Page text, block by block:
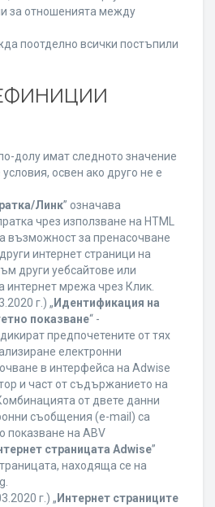
за отношенията между
поотделно всички постъпили
долу имат следното значение
освен ако друго не е
Линк” означава
чрез използване на HTML
възможност за пренасочване
интернет страници на
други уебсайтове или
интернет мрежа чрез Клик.
г.) „ Идентификация на
показване“ -
предпочетените от тях
електронни
в интерфейса на Adwise
и част от съдържанието на
от двете данни
съобщения (e-mail) са
показване на ABV
страницата Adwise”
находяща се на
г.) „ Интернет страниците